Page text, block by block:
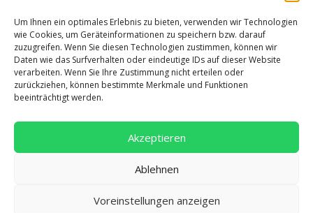
Um Ihnen ein optimales Erlebnis zu bieten, verwenden wir Technologien
wie Cookies, um Geräteinformationen zu speichern bzw. darauf
zuzugreifen. Wenn Sie diesen Technologien zustimmen, können wir
Daten wie das Surfverhalten oder eindeutige IDs auf dieser Website
verarbeiten. Wenn Sie Ihre Zustimmung nicht erteilen oder
zurückziehen, können bestimmte Merkmale und Funktionen
beeinträchtigt werden.
Akzeptieren
Ablehnen
Voreinstellungen anzeigen
Salentinstr. 12
56626 Andernach
02632/96560